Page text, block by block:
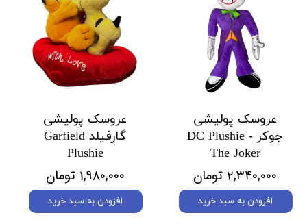
عروسک پولیشی
جوکر DC Plushie -
The Joker
۲,۳۴۰,۰۰۰ تومان
افزودن به سبد خرید
عروسک پولیشی
گارفیلد Garfield
Plushie
۱,۹۸۰,۰۰۰ تومان
افزودن به سبد خرید